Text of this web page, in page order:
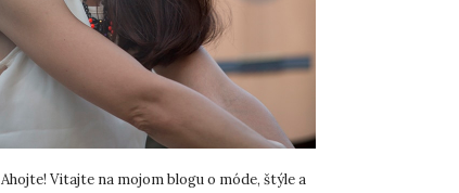
Ahojte! Vitajte na mojom blogu o móde, štýle a